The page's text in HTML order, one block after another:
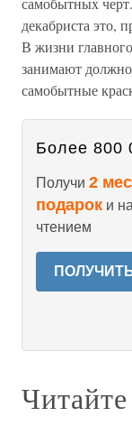
декабриста это,
В жизни
занимают
самобытные
Более 800
Получи 2
подарок и
чтением